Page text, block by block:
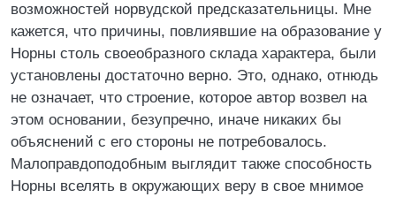
возможностей норвудской предсказательницы. Мне
кажется, что причины, повлиявшие на образование у
Норны столь своеобразного склада характера, были
установлены достаточно верно. Это, однако, отнюдь
не означает, что строение, которое автор возвел на
этом основании, безупречно, иначе никаких бы
объяснений с его стороны не потребовалось.
Малоправдоподобным выглядит также способность
Норны вселять в окружающих веру в свое мнимое